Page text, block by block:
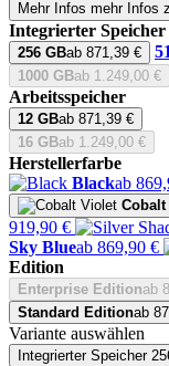
Mehr Infos mehr Infos
Integrierter Speicher
256 GBab 871,39 €
1000 GBab 1.249,00 €
Arbeitsspeicher
12 GBab 871,39 €
16 GBab 1.249,00 €
Herstellerfarbe
Blackab
919,90 €
Sky Blueab 869,90 €
Edition
Enterprise Editionab
Standard Editionab
Variante auswählen
Integrierter Speicher